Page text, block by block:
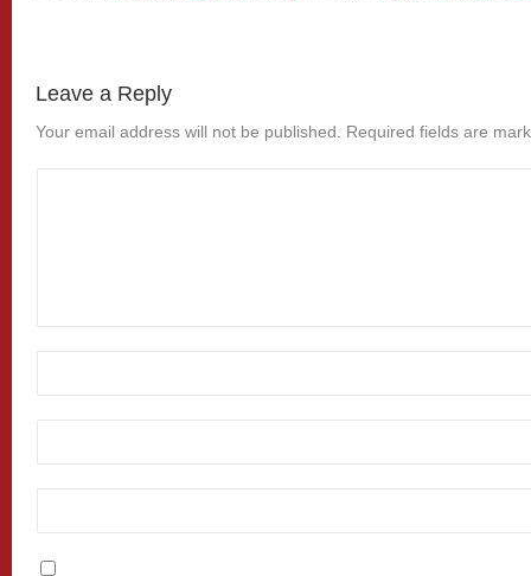
Leave a Reply
Your email address will not be published. Required fields are